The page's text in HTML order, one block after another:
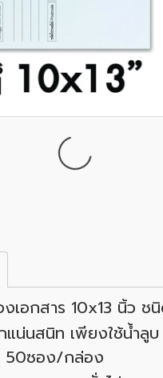
เอกสาร 10x13 นิ้ว
น่นสนิท เพียงใช้น้ำลูบ
50ซอง/กล่อง